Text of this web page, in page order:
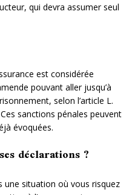
qui devra assumer seul
est considérée
pouvant aller jusqu’à
selon l’article L.
sanctions pénales peuvent
évoquées.
déclarations ?
une situation où vous risquez